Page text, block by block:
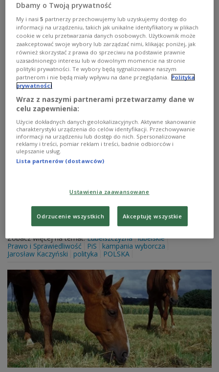
Zobacz więcej na temat:POLSKA
samochody elektryczne
straż pożarna
Marszałek województwa lubelskiego:
Polska rozwija się równomiernie, rząd
inwestuje w całym kraju
- Polska rozwija się równomiernie, wszyscy mają takie
same szanse. Nie inwestujemy tylko na Lubelszczyźnie,
Podkarpaciu i Podlasiu. Rząd PiS inwestuje w całej Polsce
- powiedział w sobotę marszałek województwa
lubelskiego Jarosław Stawiarski.
Zobacz więcej na temat:Lubelszczyzna lubelskie
Prawo i Sprawiedliwość
PiS
kampania wyborcza
Jarosław Kaczyński
polityka POLSKA
Dbamy o Twoją prywatność
My i nasi5 partnerzy przechowujemy lub uzyskujemy dostęp do
informacji na urządzeniu, takich jak unikalne identyfikatory w plikach
cookie w celu przetwarzania danych osobowych. Użytkownik może
zaakceptować swoje wybory lub zarządzać nimi, klikając poniżej, jak
również skorzystać z prawa do sprzeciwu na podstawie prawnie
uzasadnionego interesu lub w dowolnym momencie na stronie
polityki prywatności. Te wybory będą sygnalizowane naszym
partnerom i nie będą miały wpływu na dane przeglądania. Polityka
prywatności
Wraz z naszymi partnerami przetwarzamy dane w
celu zapewnienia:
Użycie dokładnych danych geolokalizacyjnych. Aktywne skanowanie
charakterystyki urządzenia do celów identyfikacji. Przechowywanie
informacji na urządzeniu lub dostęp do nich. Spersonalizowane
reklamy i treści, pomiar reklam i treści, badnie odbiorców i
ulepszanie usług.
Lista partnerów (dostawców)
Ustawienia zaawansowane
Odrzucenie wszystkich Akceptuję wszystkie